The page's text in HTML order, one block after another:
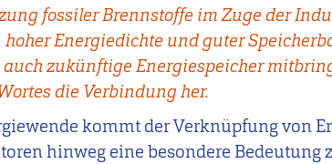
fossiler Brennstoffe im Zuge der
Energiedichte und guter
zukünftige Energiespeicher
die Verbindung her.
kommt der Verknüpfung von
hinweg eine besondere Bedeutung